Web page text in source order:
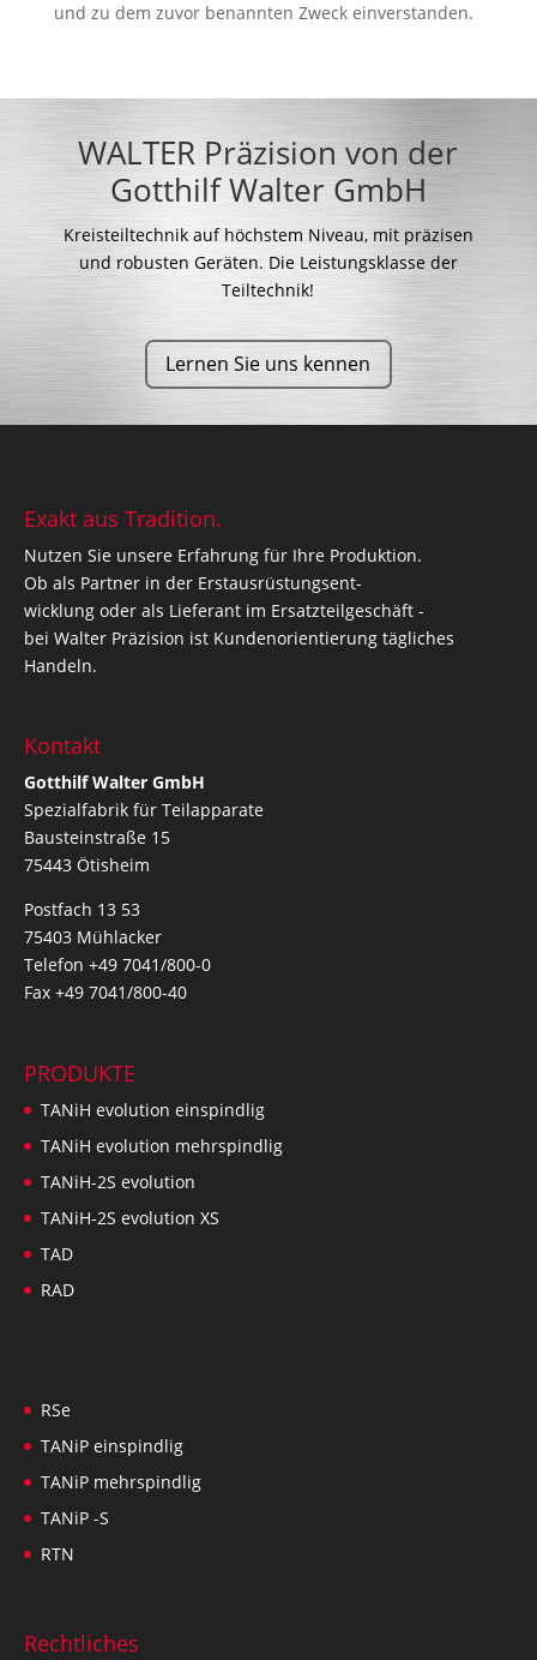
und zu dem zuvor benannten Zweck einverstanden.
WALTER Präzision von der
Gotthilf Walter GmbH
Kreisteiltechnik auf höchstem Niveau, mit präzisen
und robusten Geräten. Die Leistungsklasse der
Teiltechnik!
Lernen Sie uns kennen
Exakt aus Tradition.
Nutzen Sie unsere Erfahrung für Ihre Produktion.
Ob als Partner in der Erstausrüstungsent-
wicklung oder als Lieferant im Ersatzteilgeschäft -
bei Walter Präzision ist Kundenorientierung tägliches
Handeln.
Kontakt
Gotthilf Walter GmbH
Spezialfabrik für Teilapparate
Bausteinstraße 15
75443 Ötisheim
Postfach 13 53
75403 Mühlacker
Telefon +49 7041/800-0
Fax +49 7041/800-40
PRODUKTE
TANiH evolution einspindlig
TANiH evolution mehrspindlig
TANiH-2S evolution
TANiH-2S evolution XS
TAD
RAD
RSe
TANiP einspindlig
TANiP mehrspindlig
TANiP -S
RTN
Rechtliches